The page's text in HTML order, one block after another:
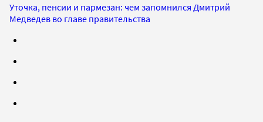
Уточка, пенсии и пармезан: чем запомнился Дмитрий
Медведев во главе правительства